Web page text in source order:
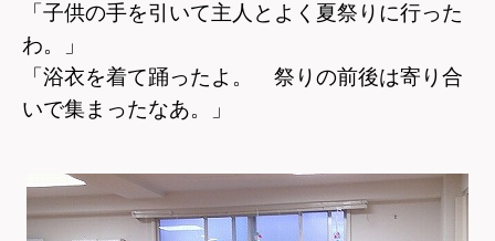
「子供の手を引いて主人とよく夏祭りに行った
わ。」
「浴衣を着て踊ったよ。 祭りの前後は寄り合
いで集まったなあ。」